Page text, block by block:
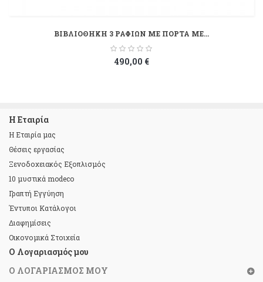
ΒΙΒΛΙΟΘΗΚΗ 3 ΡΑΦΙΩΝ ΜΕ ΠΟΡΤΑ ΜΕ...
490,00 €
Η Εταιρία
Η Εταιρία μας
Θέσεις εργασίας
Ξενοδοχειακός Εξοπλισμός
10 μυστικά modeco
Γραπτή Εγγύηση
Έντυποι Κατάλογοι
Διαφημίσεις
Οικονομικά Στοιχεία
Ο Λογαριασμός μου
Ο ΛΟΓΑΡΙΑΣΜΌΣ ΜΟΥ